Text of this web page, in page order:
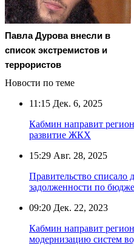
Павла Дурова внесли в
список экстремистов и
террористов
Новости по теме
11:15 Дек. 6, 2025
Кабмин направит
развитие ЖКХ
15:29 Авг. 28, 2025
Правительство списало
задолженности по
09:20 Дек. 22, 2023
Кабмин направит
модернизацию систем